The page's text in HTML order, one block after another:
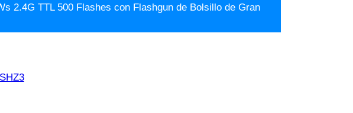
2.4G TTL 500 Flashes con Flashgun de Bolsillo de Gran